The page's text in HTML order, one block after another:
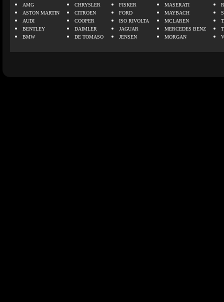
AMG
ASTON MARTIN
AUDI
BENTLEY
BMW
CHRYSLER
CITROEN
COOPER
DAIMLER
DE TOMASO
FISKER
FORD
ISO RIVOLTA
JAGUAR
JENSEN
MASERATI
MAYBACH
MCLAREN
MERCEDES BENZ
MORGAN